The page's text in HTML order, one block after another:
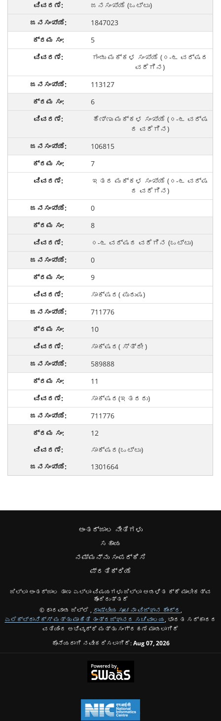
ಜನಸಂಖ್ಯೆ (ಒಟ್ಟು)
1847023
5
ಗಂಡು ಮಕ್ಕಳ ಸಂಖ್ಯೆ (೦-೬ ವರ್ಷದ
ವರೆಗಿನ)
113127
6
ಹೆಣ್ಣು ಮಕ್ಕಳ ಸಂಖ್ಯೆ (೦-೬ ವರ್ಷ
ದ ವರೆಗಿನ)
106815
7
ಇತರ ಮಕ್ಕಳ ಸಂಖ್ಯೆ (೦-೬ ವರ್ಷ
ದ ವರೆಗಿನ)
0
8
೦-೬ ವರ್ಷದ ವರೆಗಿನ (ಒಟ್ಟು)
0
9
ಸಾಕ್ಷರ( ಪುರುಷ)
711776
10
ಸಾಕ್ಷರ( ಸ್ತ್ರೀ )
589888
11
ಸಾಕ್ಷರ(ಇತರರು)
711776
12
ಸಾಕ್ಷರ(ಒಟ್ಟು)
1301664
ಅಂತರ್ಜಾಲ ನೀತಿಗಳು
ಸಹಾಯ
ನಮ್ಮನ್ನು ಸಂಪರ್ಕಿಸಿ
ಪ್ರತಿಕ್ರಿಯೆ
ಜಿಲ್ಲಾ ಅಂತರ್ಜಾಲ ತಾಣ ಎಲ್ಲಾ ವಿಷಯಗಳು ಜಿಲ್ಲಾ ಆಡಳಿತ ಕ್ಕೆ ಮಾಲೀಕತ್ವ
ಹೊಂದಿರುತ್ತದೆ
© ಧಾರವಾಡ ಜಿಲ್ಲೆ , ರಾಷ್ಟೀಯ ಸೂಚನಾ ವಿಜ್ಞಾನ ಕೇಂದ್ರ ,
ಎಲೆಕ್ಟ್ರಾನಿಕ್ಸ್ ಮತ್ತು ಮಾಹಿತಿ ತಂತ್ರಜ್ಞಾನದ ಸಚಿವಾಲಯ, ಭಾರತ ಸರ್ಕಾರದ
ವತಿಯಿಂದ ಅಭಿವೃದ್ಧಿ ಮತ್ತು ಸಂಗ್ರಹಣೆ ಮಾಡಲಾಗಿದೆ
ಕೊನೆಯದಾಗಿ ನವೀಕರಿಸಲಾಗಿದೆ:Aug 07, 2026